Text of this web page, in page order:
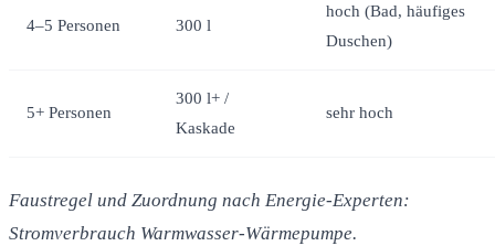
4–5 Personen 300 l
hoch (Bad, häufiges
Duschen)
5+ Personen
300 l+ /
Kaskade
sehr hoch
Faustregel und Zuordnung nach Energie-Experten:
Stromverbrauch Warmwasser-Wärmepumpe.